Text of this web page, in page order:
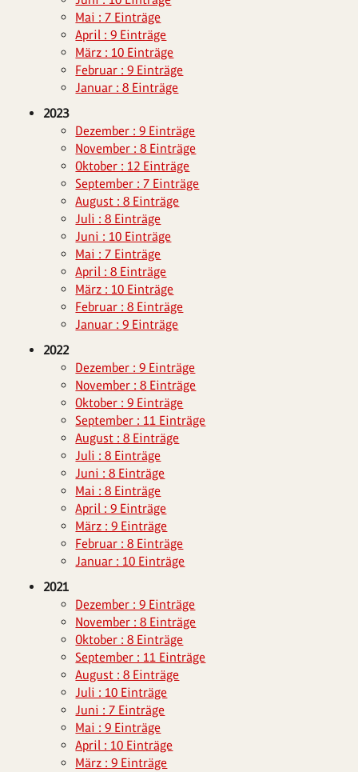
Mai : 7 Einträge
April : 9 Einträge
März : 10 Einträge
Februar : 9 Einträge
Januar : 8 Einträge
2023
Dezember : 9 Einträge
November : 8 Einträge
Oktober : 12 Einträge
September : 7 Einträge
August : 8 Einträge
Juli : 8 Einträge
Juni : 10 Einträge
Mai : 7 Einträge
April : 8 Einträge
März : 10 Einträge
Februar : 8 Einträge
Januar : 9 Einträge
2022
Dezember : 9 Einträge
November : 8 Einträge
Oktober : 9 Einträge
September : 11 Einträge
August : 8 Einträge
Juli : 8 Einträge
Juni : 8 Einträge
Mai : 8 Einträge
April : 9 Einträge
März : 9 Einträge
Februar : 8 Einträge
Januar : 10 Einträge
2021
Dezember : 9 Einträge
November : 8 Einträge
Oktober : 8 Einträge
September : 11 Einträge
August : 8 Einträge
Juli : 10 Einträge
Juni : 7 Einträge
Mai : 9 Einträge
April : 10 Einträge
März : 9 Einträge